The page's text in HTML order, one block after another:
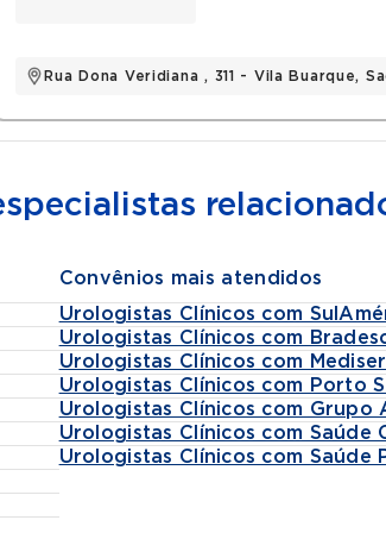
Rua Dona Veridiana , 311 - Vila Buarque,
Convênios mais atendidos
Urologistas Clínicos com
Urologistas Clínicos com
Urologistas Clínicos com
Urologistas Clínicos com Porto
Urologistas Clínicos com Grupo
Urologistas Clínicos com Saúde
Urologistas Clínicos com Saúde